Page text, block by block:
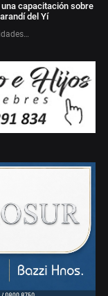
capacitación sobre
del Yí